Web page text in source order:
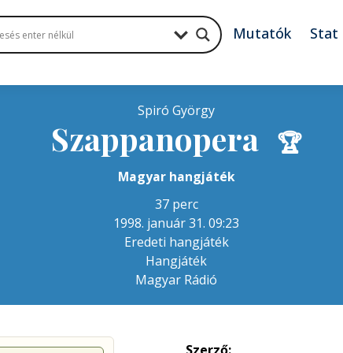
Mutatók Stat
Spiró György
Szappanopera 🏆
Magyar hangjáték
37 perc
1998. január 31. 09:23
Eredeti hangjáték
Hangjáték
Magyar Rádió